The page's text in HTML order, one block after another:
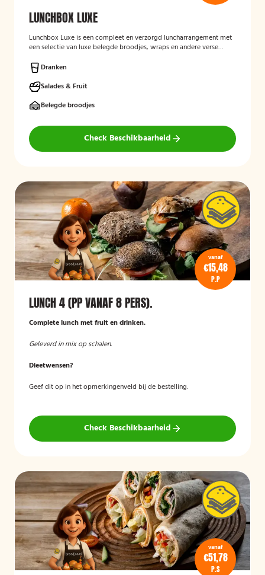
LUNCHBOX LUXE
Lunchbox Luxe is een compleet en verzorgd luncharrangement met
een selectie van luxe belegde broodjes, wraps en andere verse
bijeenkomsten, vergaderingen en groepslunches en staat bekend
om de verse ingrediënten, verzorgde presentatie en de mogelijkheid
om rekening te houden met dieetwensen zoals vegetarisch,
veganistisch of halal.
Dranken
Salades & Fruit
Belegde broodjes
Check Beschikbaarheid
vanaf
€15,48
P.P
LUNCH 4 (PP VANAF 8 PERS).
Complete lunch met fruit en drinken.
Geleverd in mix op schalen.
Dieetwensen?
Geef dit op in het opmerkingenveld bij de bestelling.
Check Beschikbaarheid
vanaf
€51,78
P.S